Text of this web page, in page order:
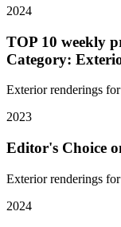
2024
TOP 10 weekly
Category:
Exterior renderings
2023
Editor's Choice
Exterior renderings
2024